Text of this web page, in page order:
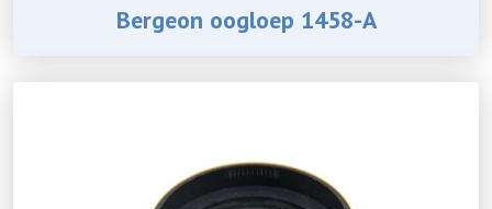
Bergeon oogloep 1458-A